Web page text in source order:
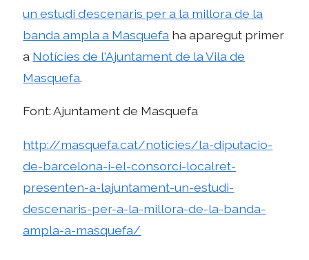
un estudi d’escenaris per a la millora de la
banda ampla a Masquefa ha aparegut primer
a Notícies de l'Ajuntament de la Vila de
Masquefa.
Font: Ajuntament de Masquefa
http://masquefa.cat/noticies/la-diputacio-
de-barcelona-i-el-consorci-localret-
presenten-a-lajuntament-un-estudi-
descenaris-per-a-la-millora-de-la-banda-
ampla-a-masquefa/